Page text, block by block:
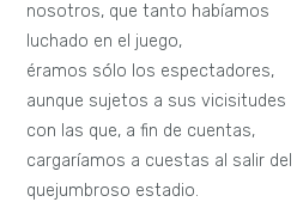
nosotros, que tanto habíamos
luchado en el juego,
éramos sólo los espectadores,
aunque sujetos a sus vicisitudes
con las que, a fin de cuentas,
cargaríamos a cuestas al salir del
quejumbroso estadio.